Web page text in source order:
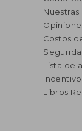
Costos
Lista de
Libros